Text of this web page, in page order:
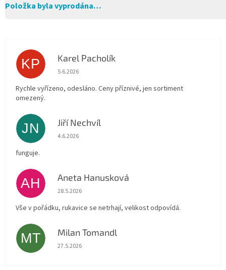
Položka byla vyprodána…
KP Karel Pacholík
Hodnocení obchodu je 4 z 5 hvězdiček.
5.6.2026
Rychle vyřízeno, odesláno. Ceny příznivé, jen sortiment
omezený.
JN Jiří Nechvíl
Hodnocení obchodu je 5 z 5 hvězdiček.
4.6.2026
funguje.
AH Aneta Hanusková
Hodnocení obchodu je 5 z 5 hvězdiček.
28.5.2026
Vše v pořádku, rukavice se netrhají, velikost odpovídá.
MT Milan Tomandl
Hodnocení obchodu je 5 z 5 hvězdiček.
27.5.2026